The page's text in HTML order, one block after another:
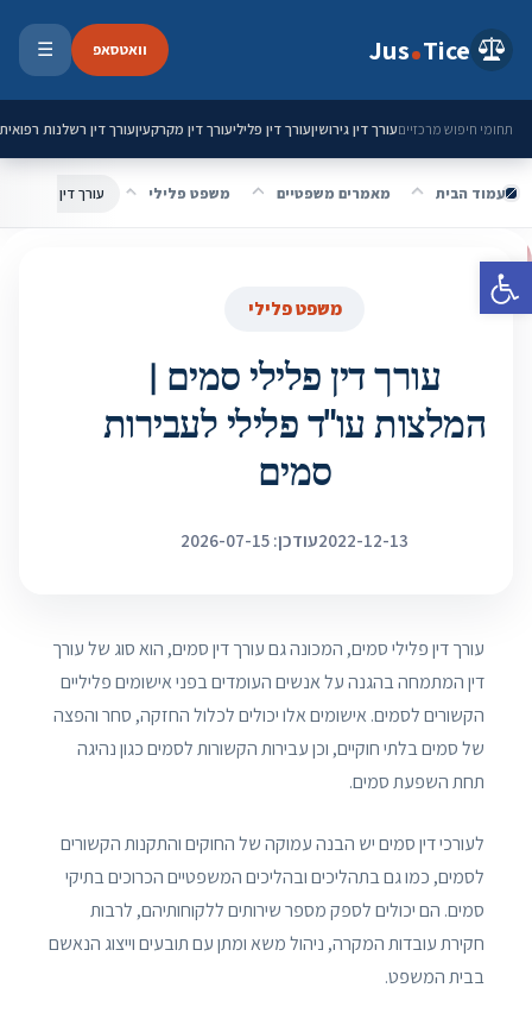
פתח סרגל נגישות
Jus Tice וואטסאפ ☰
תחומי חיפוש מרכזייםעורך דין גירושיןעורך דין פליליעורך דין מקרקעיןעורך דין רשלנות רפואית
עמוד הבית מאמרים משפטיים משפט פלילי עורך דין פלילי
משפט פלילי
עורך דין פלילי סמים |
המלצות עו"ד פלילי לעבירות
סמים
2022-12-13עודכן: 2026-07-15
עורך דין פלילי סמים, המכונה גם עורך דין סמים, הוא סוג של עורך
דין המתמחה בהגנה על אנשים העומדים בפני אישומים פליליים
הקשורים לסמים. אישומים אלו יכולים לכלול החזקה, סחר והפצה
של סמים בלתי חוקיים, וכן עבירות הקשורות לסמים כגון נהיגה
תחת השפעת סמים.
לעורכי דין סמים יש הבנה עמוקה של החוקים והתקנות הקשורים
לסמים, כמו גם בתהליכים ובהליכים המשפטיים הכרוכים בתיקי
סמים. הם יכולים לספק מספר שירותים ללקוחותיהם, לרבות
חקירת עובדות המקרה, ניהול משא ומתן עם תובעים וייצוג הנאשם
בבית המשפט.